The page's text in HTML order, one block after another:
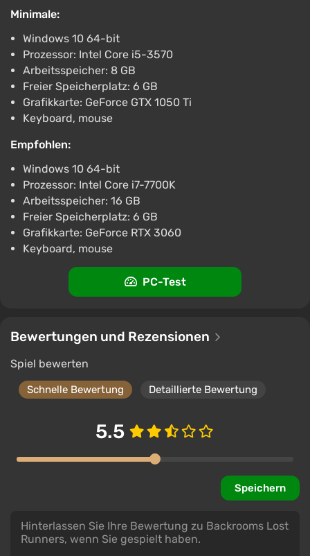
AUTODELIVERY
PC
ggsel 4.2457 Bewertungen
Unterstützung bei VGTimes
Steam gift Russia - Backrooms Lost Runners
| AUTODELIVERY
PC
ggsel 4.2457 Bewertungen
Unterstützung bei VGTimes
Backrooms Lost Runners STEAM GIFT AUTO
RU+World
€6.5
457 Bewertungen
Unterstützung bei VGTimes
Minimale:
Windows 10 64-bit
Prozessor: Intel Core i5-3570
Arbeitsspeicher: 8 GB
Freier Speicherplatz: 6 GB
Grafikkarte: GeForce GTX 1050 Ti
Keyboard, mouse
Empfohlen:
Windows 10 64-bit
Prozessor: Intel Core i7-7700K
Arbeitsspeicher: 16 GB
Freier Speicherplatz: 6 GB
Grafikkarte: GeForce RTX 3060
Keyboard, mouse
PC-Test
Bewertungen und Rezensionen
Spiel bewerten
Schnelle Bewertung Detaillierte Bewertung
5.5
Speichern